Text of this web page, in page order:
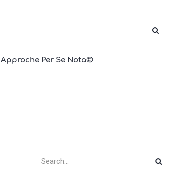
Approche Per Se Nota©